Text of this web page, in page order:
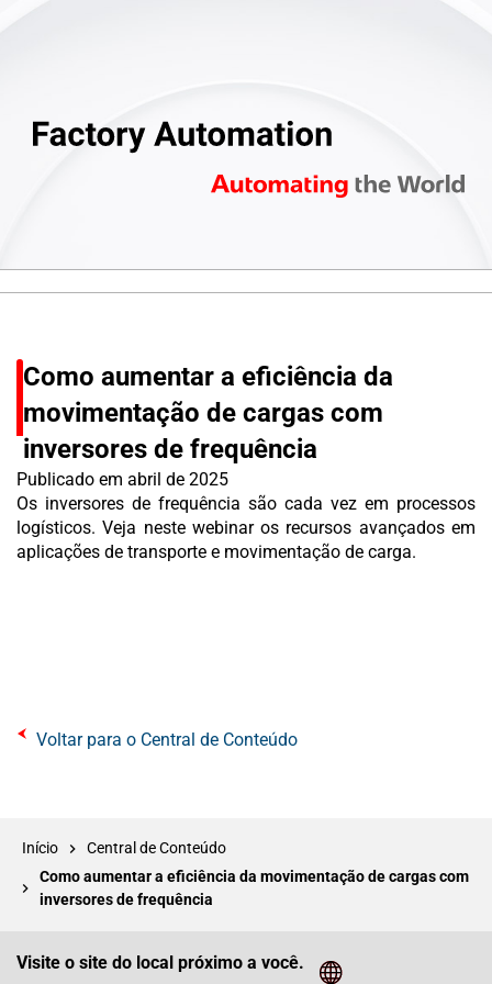
Como aumentar a eficiência da
movimentação de cargas com
inversores de frequência
Publicado em abril de 2025
Os inversores de frequência são cada vez em processos
logísticos. Veja neste webinar os recursos avançados em
aplicações de transporte e movimentação de carga.
Voltar para o Central de Conteúdo
Início
Central de Conteúdo
Como aumentar a eficiência da movimentação de cargas com
inversores de frequência
Visite o site do local próximo a você.